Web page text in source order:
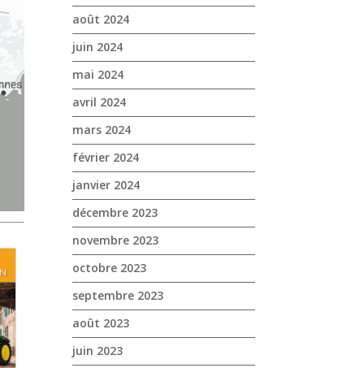
août 2024
juin 2024
mai 2024
avril 2024
mars 2024
février 2024
janvier 2024
décembre 2023
novembre 2023
octobre 2023
septembre 2023
août 2023
juin 2023